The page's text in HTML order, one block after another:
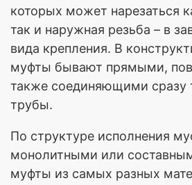
которых может нарезаться
так и наружная резьба – в
вида крепления. В
муфты бывают прямыми,
также соединяющими сразу
трубы.
По структуре исполнения
монолитными или
муфты из самых разных